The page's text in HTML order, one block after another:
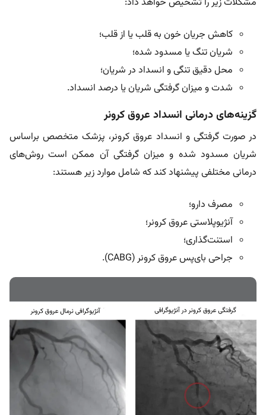
کاهش جریان خون به قلب یا از قلب؛
شریان تنگ یا مسدود شده؛
محل دقیق تنگی و انسداد در شریان؛
شدت و میزان گرفتگی شریان یا درصد انسداد.
گزینه‌های درمانی انسداد عروق کرونر
در صورت گرفتگی و انسداد عروق کرونر، پزشک متخصص براساس
شریان مسدود شده و میزان گرفتگی آن ممکن است روش‌های
درمانی مختلفی پیشنهاد کند که شامل موارد زیر هستند:
مصرف دارو؛
آنژیوپلاستی عروق کرونر؛
استنت‌گذاری؛
جراحی بای‌پس عروق کرونر (CABG).